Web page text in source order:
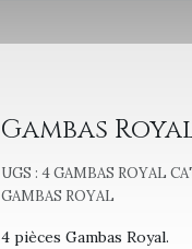
Gambas
UGS :4 GAMBAS ROYAL
GAMBAS ROYAL
4 pièces Gambas Royal.